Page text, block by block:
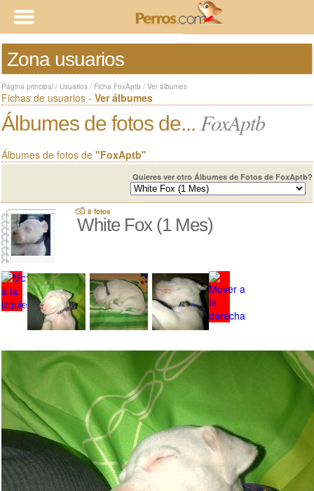
Zona usuarios
Página principal / Usuarios / Ficha FoxAptb / Ver álbumes
Fichas de usuarios - Ver álbumes
Álbumes de fotos de... FoxAptb
Álbumes de fotos de "FoxAptb"
Quieres ver otro Álbumes de Fotos de FoxAptb?
8 fotos
White Fox (1 Mes)